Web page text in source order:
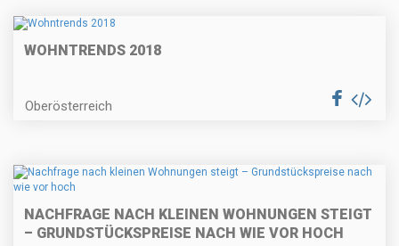
WOHNTRENDS 2018
Oberösterreich
NACHFRAGE NACH KLEINEN WOHNUNGEN STEIGT
– GRUNDSTÜCKSPREISE NACH WIE VOR HOCH